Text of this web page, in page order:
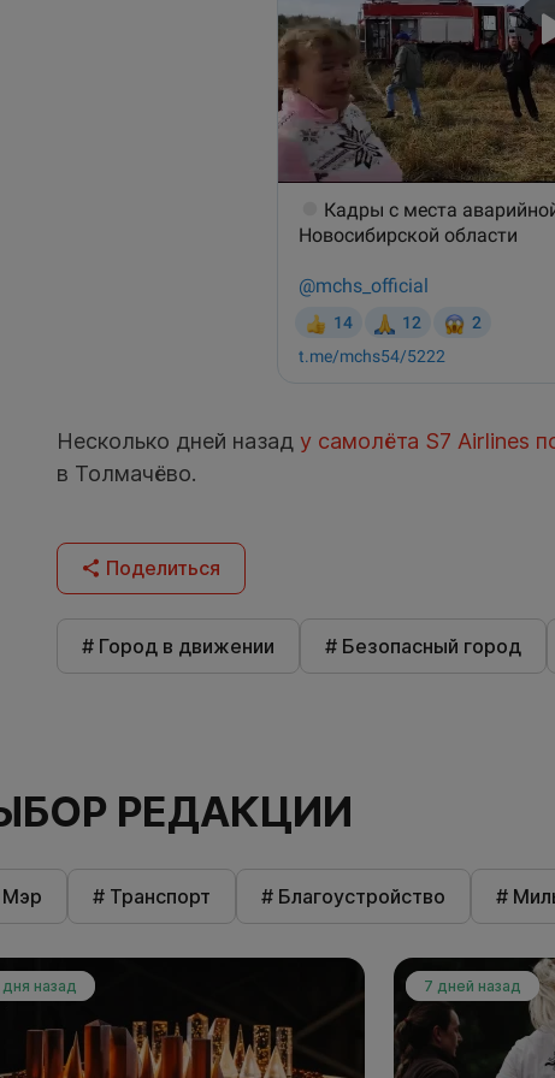
Несколько дней назад у самолёта S7 Airlines
в Толмачёво.
Поделиться
# Город в движении # Безопасный город
РЕДАКЦИИ
# Транспорт # Благоустройство #
дня назад 7 дней назад